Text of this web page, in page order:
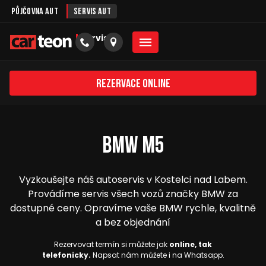
Půjčovna aut Servis aut
servis
Rezervace online
BMW M5
Vyzkoušejte náš autoservis v Kostelci nad Labem.
Provádíme servis všech vozů značky BMW za
dostupné ceny. Opravíme vaše BMW rychle, kvalitně
a bez objednání
Rezervovat termín si můžete jak online, tak
telefonicky. Napsat nám můžete i na Whatsapp.